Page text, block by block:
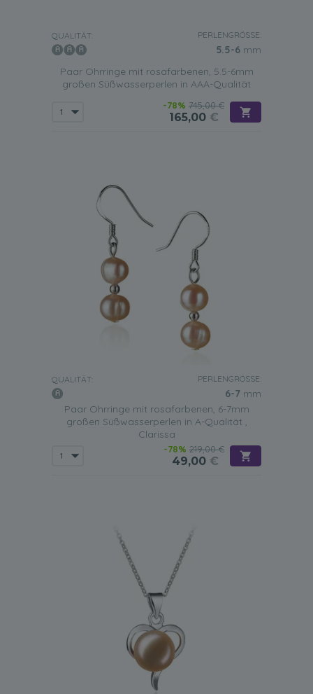
QUALITÄT: PERLENGRÖSSE:
5.5-6 mm
Paar Ohrringe mit rosafarbenen, 5.5-6mm
großen Süßwasserperlen in AAA-Qualität
-78% 745,00 €
165,00 €
QUALITÄT: PERLENGRÖSSE:
6-7 mm
Paar Ohrringe mit rosafarbenen, 6-7mm
großen Süßwasserperlen in A-Qualität ,
Clarissa
-78% 219,00 €
49,00 €